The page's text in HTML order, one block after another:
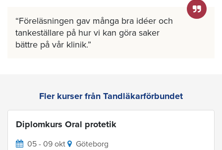
Föreläsningen gav många bra idéer och
tankeställare på hur vi kan göra saker
bättre på vår klinik.
Fler kurser från Tandläkarförbundet
Diplomkurs Oral protetik
05 - 09 okt Göteborg